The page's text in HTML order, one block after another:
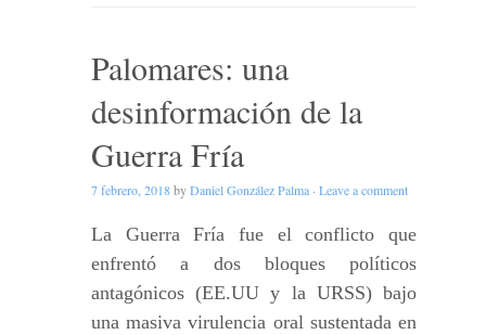
Palomares: una
desinformación de la
Guerra Fría
7 febrero, 2018byDaniel González Palma · Leave a comment
La Guerra Fría fue el conflicto que
enfrentó a dos bloques políticos
antagónicos (EE.UU y la URSS) bajo
una masiva virulencia oral sustentada en